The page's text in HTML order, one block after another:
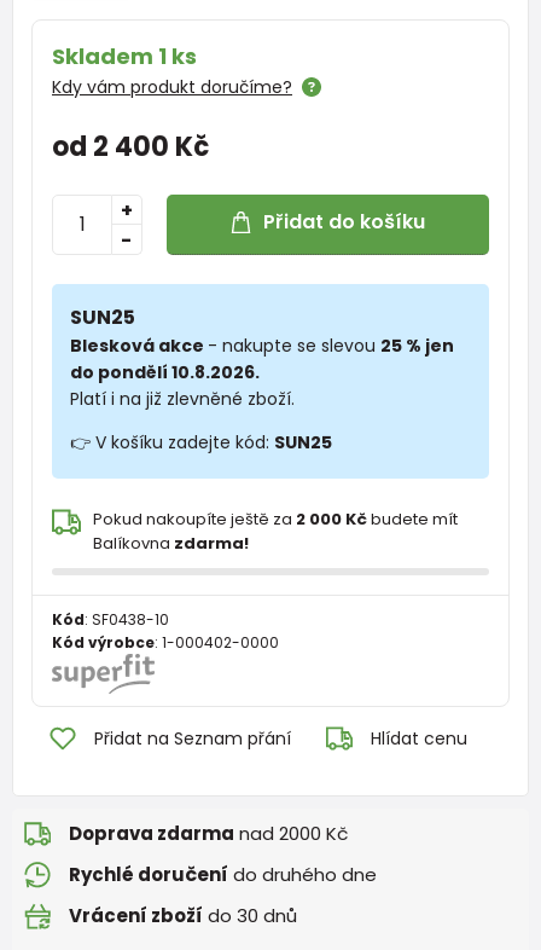
Skladem 1 ks
Kdy vám produkt doručíme?
od 2 400 Kč
-
+ Přidat do košíku
SUN25
Blesková akce - nakupte se slevou 25 % jen
do pondělí 10.8.2026.
Platí i na již zlevněné zboží.
👉 V košíku zadejte kód: SUN25
Pokud nakoupíte ještě za 2 000 Kčbudete mít
Balíkovna zdarma!
Kód: SF0438-10
Kód výrobce: 1-000402-0000
Přidat na Seznam přání Hlídat cenu
Doprava zdarma nad 2000 Kč
Rychlé doručení do druhého dne
Vrácení zboží do 30 dnů